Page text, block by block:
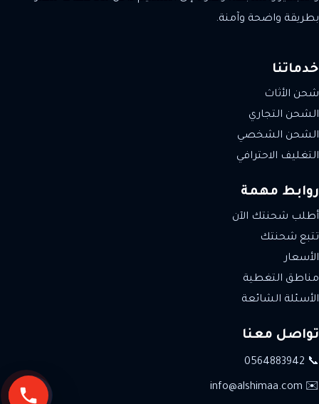
بطريقة واضحة وآمنة.
خدماتنا
شحن الأثاث
الشحن التجاري
الشحن الشخصي
التغليف الاحترافي
روابط مهمة
أطلب شحنتك الآن
تتبع شحنتك
الأسعار
مناطق التغطية
الأسئلة الشائعة
تواصل معنا
📞 0564883942
✉️ info@alshimaa.com